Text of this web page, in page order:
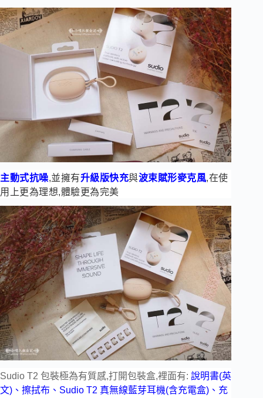
主動式抗噪,並擁有升級版快充與波束賦形麥克風,在使
用上更為理想,體驗更為完美
Sudio T2 包裝極為有質感,打開包裝盒,裡面有: 說明書(英
文)、擦拭布、Sudio T2 真無線藍芽耳機(含充電盒)、充